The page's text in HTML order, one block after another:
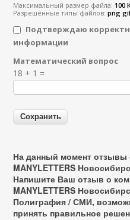
Максимальный размер файла:100
Разрешённые типы файлов:png
Подтверждаю
информации
Я спамер
Математический вопрос
18 + 1 =
На данный момент отзывы
MANYLETTERS
Напишите Ваш отзыв о
MANYLETTERS
Полиграфия / СМИ,
принять правильное